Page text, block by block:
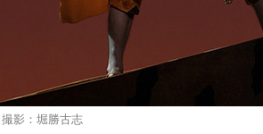
影：堀勝古志